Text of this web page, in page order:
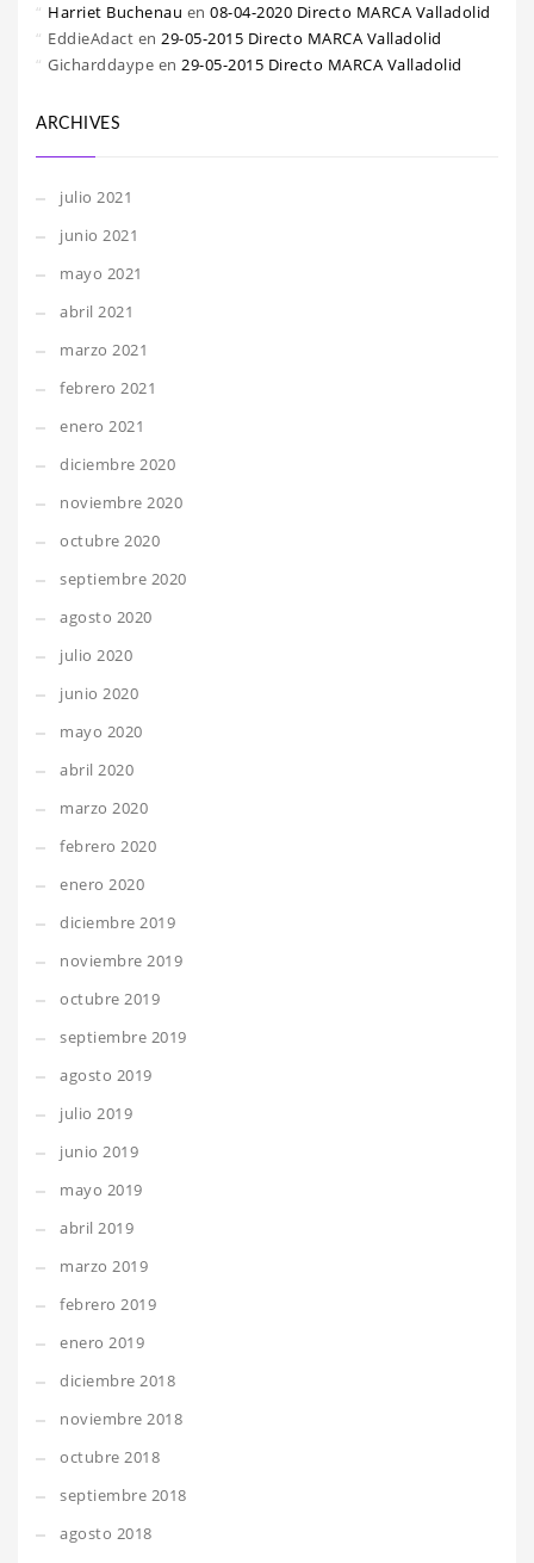
Harriet Buchenau en 08-04-2020 Directo MARCA Valladolid
EddieAdact en 29-05-2015 Directo MARCA Valladolid
Gicharddaype en 29-05-2015 Directo MARCA Valladolid
ARCHIVES
julio 2021
junio 2021
mayo 2021
abril 2021
marzo 2021
febrero 2021
enero 2021
diciembre 2020
noviembre 2020
octubre 2020
septiembre 2020
agosto 2020
julio 2020
junio 2020
mayo 2020
abril 2020
marzo 2020
febrero 2020
enero 2020
diciembre 2019
noviembre 2019
octubre 2019
septiembre 2019
agosto 2019
julio 2019
junio 2019
mayo 2019
abril 2019
marzo 2019
febrero 2019
enero 2019
diciembre 2018
noviembre 2018
octubre 2018
septiembre 2018
agosto 2018